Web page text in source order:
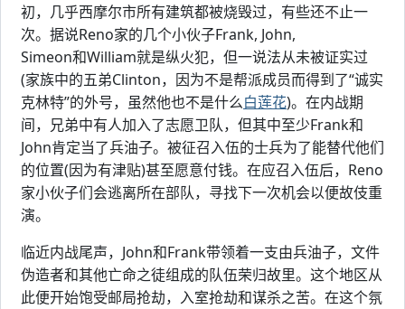
初，几乎西摩尔市所有建筑都被烧毁过，有些还不止一
次。据说Reno家的几个小伙子Frank, John,
Simeon和William就是纵火犯，但一说法从未被证实过
(家族中的五弟Clinton，因为不是帮派成员而得到了“诚实
克林特”的外号，虽然他也不是什么白莲花)。在内战期
间，兄弟中有人加入了志愿卫队，但其中至少Frank和
John肯定当了兵油子。被征召入伍的士兵为了能替代他们
的位置(因为有津贴)甚至愿意付钱。在应召入伍后，Reno
家小伙子们会逃离所在部队，寻找下一次机会以便故伎重
演。
临近内战尾声，John和Frank带领着一支由兵油子，文件
伪造者和其他亡命之徒组成的队伍荣归故里。这个地区从
此便开始饱受邮局抢劫，入室抢劫和谋杀之苦。在这个氛